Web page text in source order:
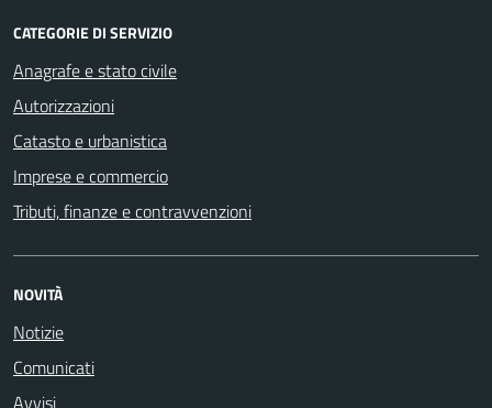
CATEGORIE DI SERVIZIO
Anagrafe e stato civile
Autorizzazioni
Catasto e urbanistica
Imprese e commercio
Tributi, finanze e contravvenzioni
NOVITÀ
Notizie
Comunicati
Avvisi